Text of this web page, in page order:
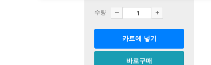
수량
카트에 넣기
바로구매